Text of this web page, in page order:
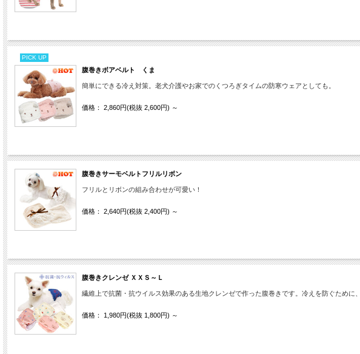
PICK UP
腹巻きボアベルト くま
簡単にできる冷え対策。老犬介護やお家でのくつろぎタイムの防寒ウェアとしても。
価格： 2,860円(税抜 2,600円) ～
腹巻きサーモベルトフリルリボン
フリルとリボンの組み合わせが可愛い！
価格： 2,640円(税抜 2,400円) ～
腹巻きクレンゼ ＸＸＳ～Ｌ
繊維上で抗菌・抗ウイルス効果のある生地クレンゼで作った腹巻きです。冷えを防ぐために
価格： 1,980円(税抜 1,800円) ～